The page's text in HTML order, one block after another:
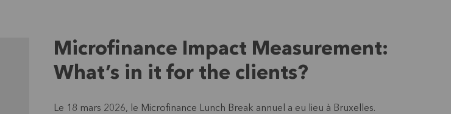
Microfinance Impact Measurement:
What’s in it for the clients?
Le 18 mars 2026, le Microfinance Lunch Break annuel a eu lieu à Bruxelles.